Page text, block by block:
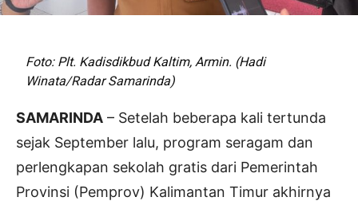
Foto: Plt. Kadisdikbud Kaltim, Armin. (Hadi
Winata/Radar Samarinda)
SAMARINDA – Setelah beberapa kali tertunda
sejak September lalu, program seragam dan
perlengkapan sekolah gratis dari Pemerintah
Provinsi (Pemprov) Kalimantan Timur akhirnya